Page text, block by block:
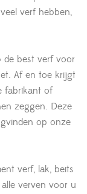
verf hebben,
de best verf voor
Af en toe krijgt
fabrikant of
zeggen. Deze
op onze
verf, lak, beits
verven voor u